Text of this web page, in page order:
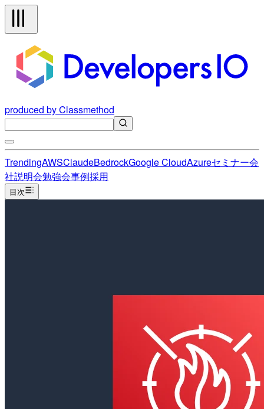
produced by Classmethod
TrendingAWSClaudeBedrockGoogle CloudAzureセミナー会
社説明会勉強会事例採用
目次